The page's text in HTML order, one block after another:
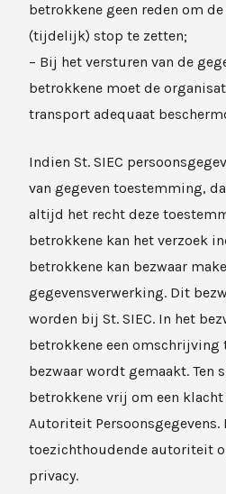
betrokkene geen reden om
(tijdelijk) stop te zetten;
– Bij het versturen van de
betrokkene moet de
transport adequaat
Indien St. SIEC
van gegeven toestemming,
altijd het recht deze
betrokkene kan het verzoek
betrokkene kan bezwaar
gegevensverwerking. Dit
worden bij St. SIEC. In het
betrokkene een omschrijving
bezwaar wordt gemaakt. Ten
betrokkene vrij om een
Autoriteit Persoonsgegevens.
toezichthoudende autoriteit
privacy.